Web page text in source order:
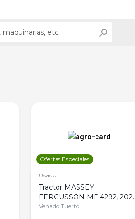
Ofertas Especiales
Usado
Tractor MASSEY
FERGUSSON MF 4292,
4WD, PATON
Venado Tuerto